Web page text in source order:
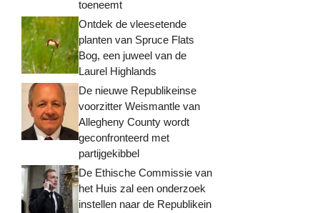
toeneemt
Ontdek de vleesetende
planten van Spruce Flats
Bog, een juweel van de
Laurel Highlands
De nieuwe Republikeinse
voorzitter Weismantle van
Allegheny County wordt
geconfronteerd met
partijgekibbel
De Ethische Commissie van
het Huis zal een onderzoek
instellen naar de Republikein